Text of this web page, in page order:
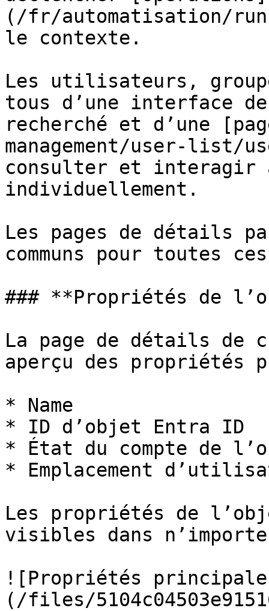
(/fr/automatisation/
le contexte.
Les utilisateurs,
tous d’une interface
recherché et d’une
management/user-list/
consulter et interagir
individuellement.
Les pages de détails
communs pour toutes
### **Propriétés de
La page de détails de
aperçu des propriétés
* Name
* ID d’objet Entra ID
* État du compte de
* Emplacement
Les propriétés de
visibles dans
![Propriétés
(/files/